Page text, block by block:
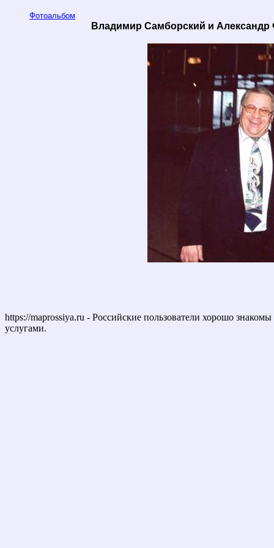
Фотоальбом
Владимир Самборский и Александр
https://maprossiya.ru - Российские пользователи хорошо
услугами.